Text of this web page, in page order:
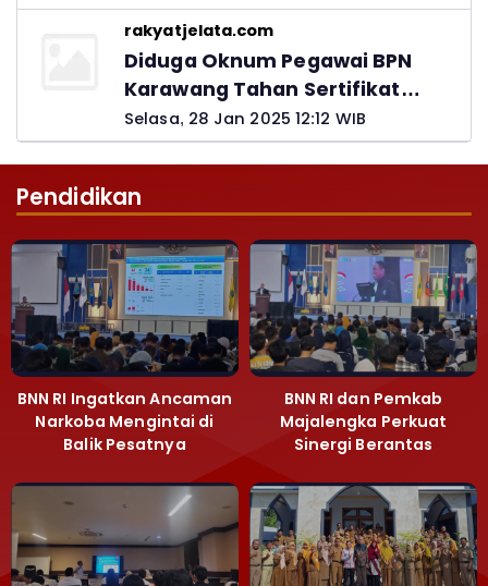
rakyatjelata.com
Diduga Oknum Pegawai BPN
Karawang Tahan Sertifikat
Pemohon PTSL
Selasa, 28 Jan 2025 12:12 WIB
Pendidikan
BNN RI Ingatkan Ancaman
Narkoba Mengintai di
Balik Pesatnya
Majalengka
BNN RI dan Pemkab
Majalengka Perkuat
Sinergi Berantas
Narkoba